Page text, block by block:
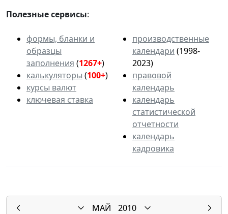
Полезные сервисы:
формы, бланки и
образцы
заполнения (1267+)
калькуляторы (100+)
курсы валют
ключевая ставка
производственные
календари (1998-
2023)
правовой
календарь
календарь
статистической
отчетности
календарь
кадровика
МАЙ
2010